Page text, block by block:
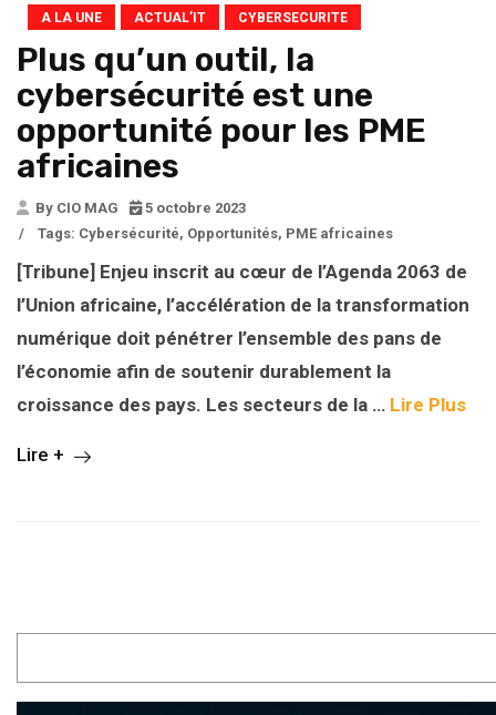
A LA UNE ACTUAL’IT CYBERSECURITE
Plus qu’un outil, la
cybersécurité est une
opportunité pour les PME
africaines
By CIO MAG
5 octobre 2023
/
Tags: Cybersécurité, Opportunités, PME africaines
[Tribune] Enjeu inscrit au cœur de l’Agenda 2063 de
l’Union africaine, l’accélération de la transformation
numérique doit pénétrer l’ensemble des pans de
l’économie afin de soutenir durablement la
croissance des pays. Les secteurs de la … Lire Plus
Lire +